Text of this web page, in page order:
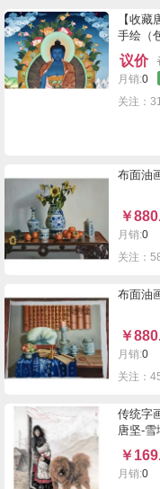
【收
手绘（
70-
实开脸
24...
议价
月销:0
关注：
布面油
￥
月销:0
关注：
布面油
￥
月销:0
关注：
传统字
唐坚-雪
￥
月销:0